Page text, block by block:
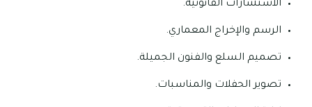
الاستشارات القانونية.
الرسم والإخراج المعماري.
تصميم السلع والفنون الجميلة.
تصوير الحفلات والمناسبات.